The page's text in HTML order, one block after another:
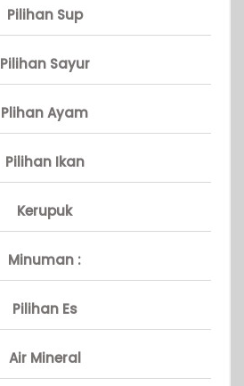
Pilihan Sup
Pilihan Sayur
Plihan Ayam
Pilihan Ikan
Kerupuk
Minuman :
Pilihan Es
Air Mineral